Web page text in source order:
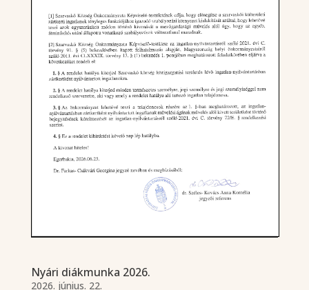
Nyári diákmunka 2026.
2026. június. 22.